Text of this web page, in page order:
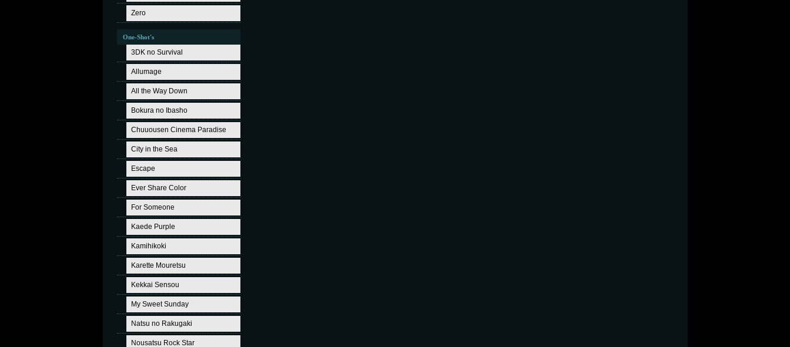
Zero
One-Shot's
3DK no Survival
Allumage
All the Way Down
Bokura no Ibasho
Chuuousen Cinema Paradise
City in the Sea
Escape
Ever Share Color
For Someone
Kaede Purple
Kamihikoki
Karette Mouretsu
Kekkai Sensou
My Sweet Sunday
Natsu no Rakugaki
Nousatsu Rock Star